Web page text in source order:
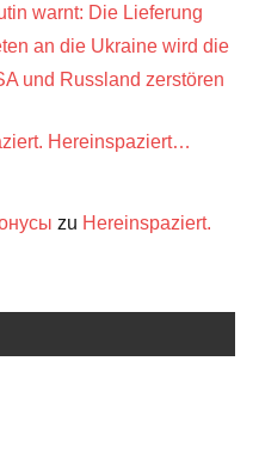
warnt: Die Lieferung
an die Ukraine wird die
und Russland zerstören
Hereinspaziert…
zu Hereinspaziert.